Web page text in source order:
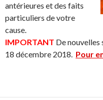
antérieures et des faits
particuliers de votre
cause.
IMPORTANT De nouvelles
18 décembre 2018. Pour